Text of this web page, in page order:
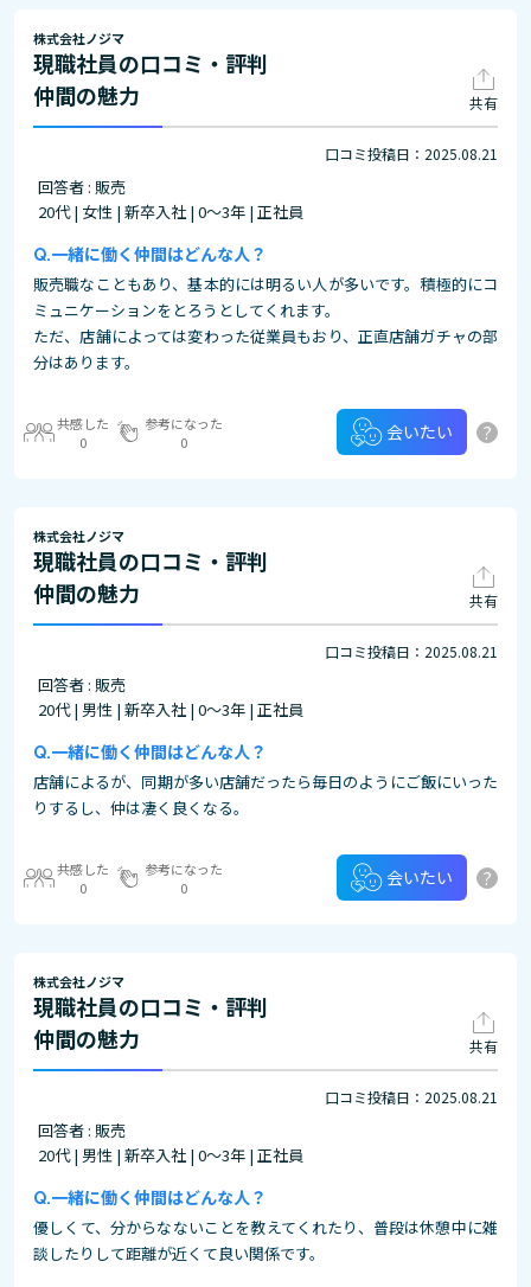
株式会社ノジマ
現職社員の口コミ・評判
仲間の魅力
共有
口コミ投稿日：2025.08.21
回答者 : 販売
20代 | 女性 | 新卒入社 | 0～3年 | 正社員
一緒に働く仲間はどんな人？
販売職なこともあり、基本的には明るい人が多いです。積極的にコ
ミュニケーションをとろうとしてくれます。
ただ、店舗によっては変わった従業員もおり、正直店舗ガチャの部
分はあります。
共感した
0
参考になった
0
会いたい ?
株式会社ノジマ
現職社員の口コミ・評判
仲間の魅力
共有
口コミ投稿日：2025.08.21
回答者 : 販売
20代 | 男性 | 新卒入社 | 0～3年 | 正社員
一緒に働く仲間はどんな人？
店舗によるが、同期が多い店舗だったら毎日のようにご飯にいった
りするし、仲は凄く良くなる。
共感した
0
参考になった
0
会いたい ?
株式会社ノジマ
現職社員の口コミ・評判
仲間の魅力
共有
口コミ投稿日：2025.08.21
回答者 : 販売
20代 | 男性 | 新卒入社 | 0～3年 | 正社員
一緒に働く仲間はどんな人？
優しくて、分からなないことを教えてくれたり、普段は休憩中に雑
談したりして距離が近くて良い関係です。